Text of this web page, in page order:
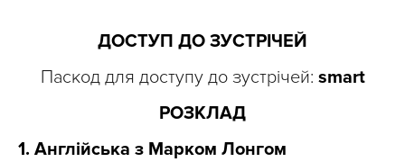
ДОСТУП ДО ЗУСТРІЧЕЙ
Паскод для доступу до зустрічей: smart
РОЗКЛАД
1. Англійська з Марком Лонгом